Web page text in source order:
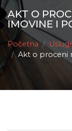
AKT O
IMOVINE I
Početna
Akt o proceni